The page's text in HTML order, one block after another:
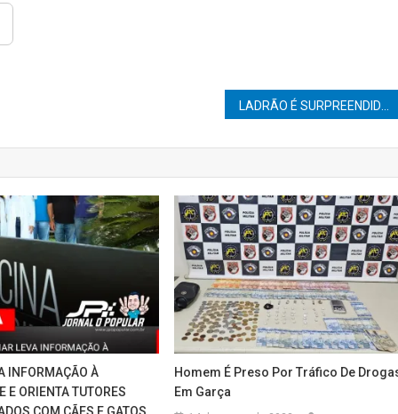
INFORMAÇÃO À
E ORIENTA TUTORES
COM CÃES E GATOS
Homem É Preso Por Tráfico De
Em Garça